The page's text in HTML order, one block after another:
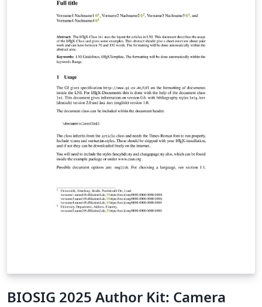
BIOSIG 2025 Author Kit: Camera